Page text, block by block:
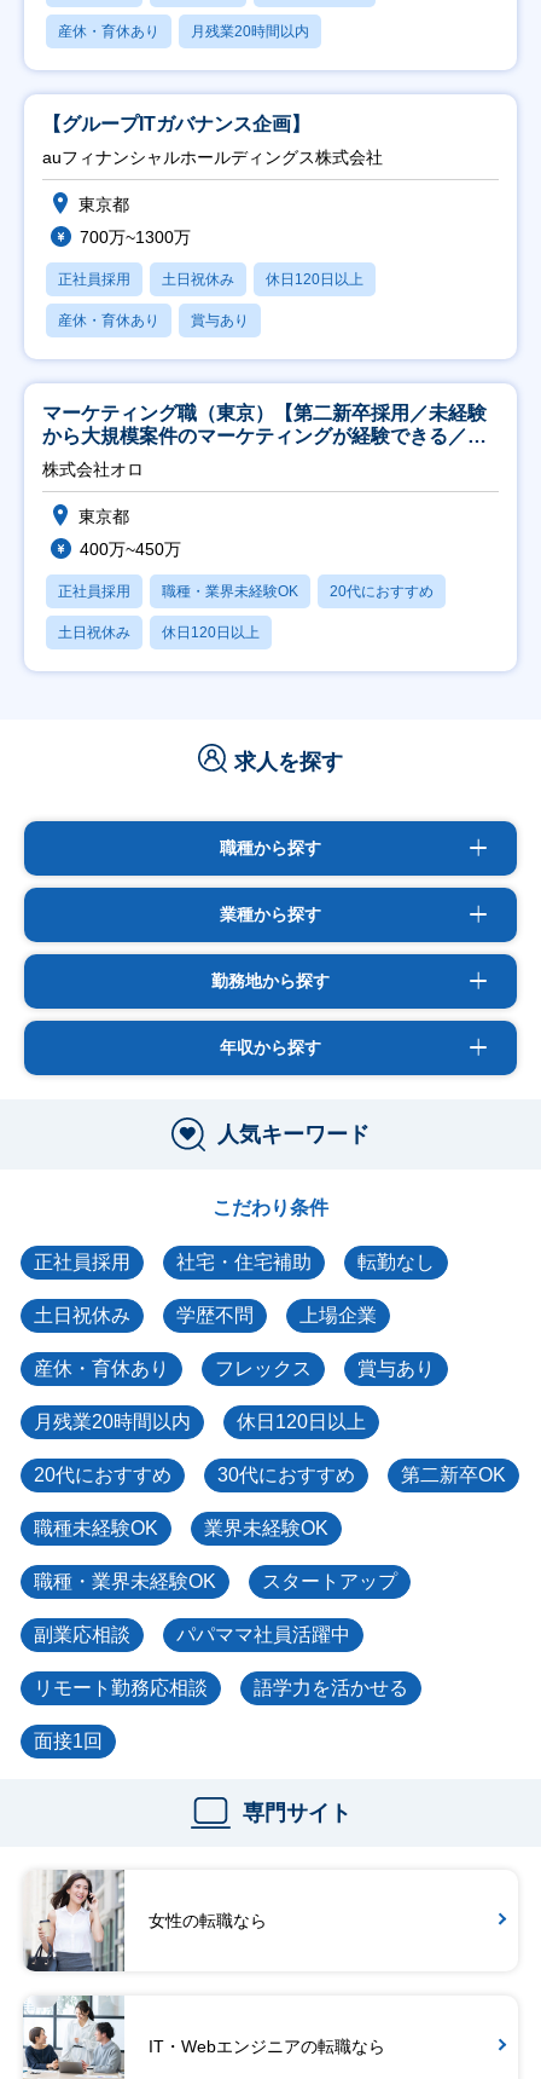
産休・育休あり 月残業20時間以内
【グループITガバナンス企画】
auフィナンシャルホールディングス株式会社
東京都
700万~1300万
正社員採用 土日祝休み 休日120日以上
産休・育休あり 賞与あり
マーケティング職（東京）【第二新卒採用／未経験
から大規模案件のマーケティングが経験できる／研
修充実】
株式会社オロ
東京都
400万~450万
正社員採用 職種・業界未経験OK 20代におすすめ
土日祝休み 休日120日以上
求人を探す
職種から探す
業種から探す
勤務地から探す
年収から探す
人気キーワード
こだわり条件
正社員採用 社宅・住宅補助 転勤なし
土日祝休み 学歴不問 上場企業
産休・育休あり フレックス 賞与あり
月残業20時間以内 休日120日以上
20代におすすめ 30代におすすめ 第二新卒OK
職種未経験OK 業界未経験OK
職種・業界未経験OK スタートアップ
副業応相談 パパママ社員活躍中
リモート勤務応相談 語学力を活かせる
面接1回
専門サイト
女性の転職なら
IT・Webエンジニアの転職なら